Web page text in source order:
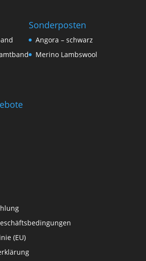
Sonderposten
Angora – schwarz
Merino Lambswool
(EU)